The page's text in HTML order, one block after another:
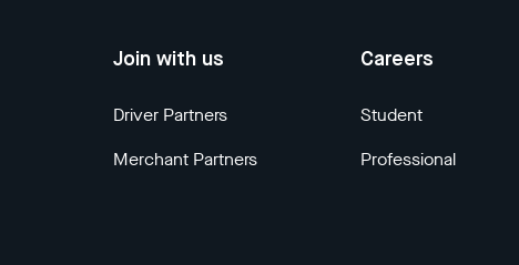
Join with us
Driver Partners
Merchant Partners
Careers
Student
Professional